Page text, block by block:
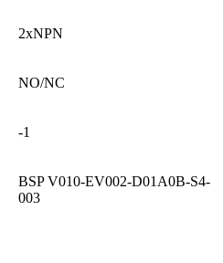
2xNPN
NO/NC
-1
BSP V010-EV002-D01A0B-S4-
003